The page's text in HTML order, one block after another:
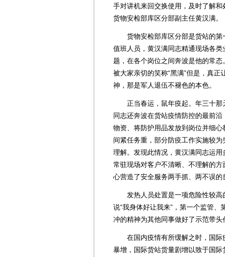
手对讲机来回交换使用，及时了解
货物安检部库区分部副主任黄汉满。
货物安检部库区分部是货站的第
值班人员，黄汉满同志精通现场各
题，在各个岗位之间奔波是他的常
被大家亲切的笑称“黑满”但是，真
神，那是军人退伍不褪色的本色。
正当春运，鼠年疫起。年三十那
同志还奔波在货站疫情防控的最前
物资、将防护用品发放到岗位并细
间紧任务重，部分防疫工作实施较
理解。发现此情况，黄汉满同志运
常驻现场对客户不清晰、不理解的
心营造了安全服务两手抓、两不误的
发热人员处置是一项危险性较高
说“我身体好让我来”，第一个监管
冲的精神为其他同事做好了示范带头
在国内疫情有所缓解之时，国际
暴增，国际货站货量剧增以致于国